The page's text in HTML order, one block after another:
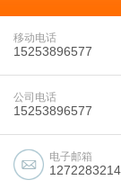
移动电话
15253896577
公司电话
15253896577
电子邮箱